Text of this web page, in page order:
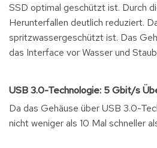
SSD optimal geschützt ist. Durch
Herunterfallen deutlich reduziert.
spritzwassergeschützt ist. Das
das Interface vor Wasser und
USB 3.0-Technologie: 5 Gbit/s
Da das Gehäuse über USB 3.0-
nicht weniger als 10 Mal schneller